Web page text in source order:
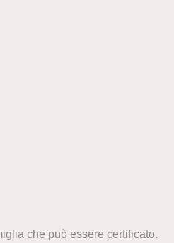
che può essere certificato.